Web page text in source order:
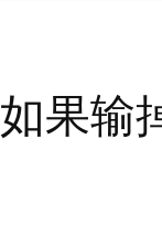
果输